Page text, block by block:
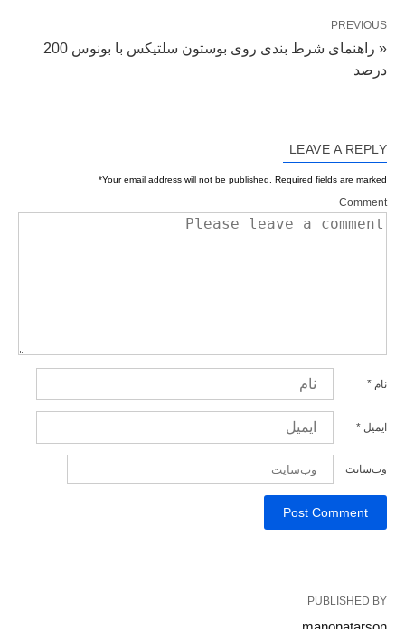
PREVIOUS
« راهنمای شرط بندی روی بوستون سلتیکس با بونوس 200
درصد
LEAVE A REPLY
Your email address will not be published. Required fields are marked
*
Comment
نام *
ایمیل *
وب‌سایت
PUBLISHED BY